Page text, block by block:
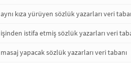
aynı kıza yürüyen sözlük yazarları veri
işinden istifa etmiş sözlük yazarları veri
masaj yapacak sözlük yazarları veri tabanı